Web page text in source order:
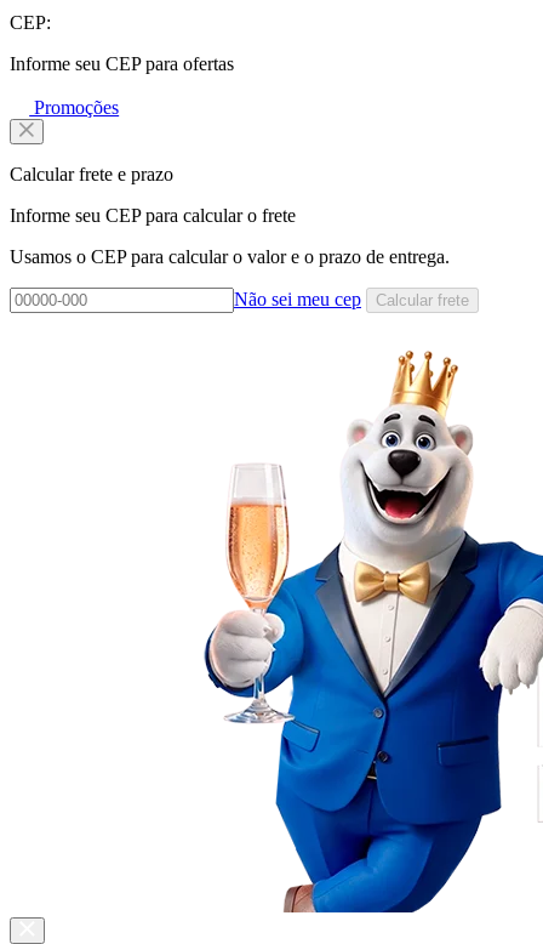
CEP:
Informe seu CEP para ofertas
Promoções
Calcular frete e prazo
Informe seu CEP para calcular o frete
Usamos o CEP para calcular o valor e o prazo de entrega.
Não sei meu cep Calcular frete